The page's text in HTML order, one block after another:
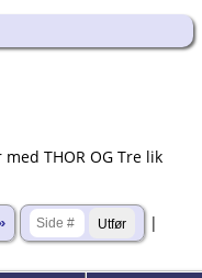
THOR OG Tre lik
|